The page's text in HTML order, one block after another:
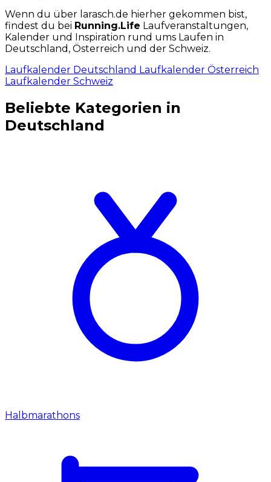
Wenn du über larasch.de hierher gekommen bist,
findest du bei Running.Life Laufveranstaltungen,
Kalender und Inspiration rund ums Laufen in
Deutschland, Österreich und der Schweiz.
Laufkalender Deutschland Laufkalender Österreich
Laufkalender Schweiz
Beliebte Kategorien in
Deutschland
Halbmarathons